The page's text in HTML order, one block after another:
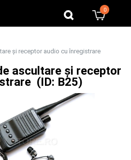
0
și receptor audio cu înregistrare
ascultare și receptor
(ID: B25)